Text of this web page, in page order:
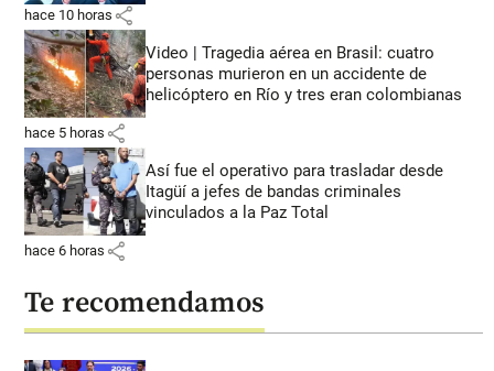
hace 10 horas share
Video | Tragedia aérea en Brasil: cuatro
personas murieron en un accidente de
helicóptero en Río y tres eran colombianas
hace 5 horas share
Así fue el operativo para trasladar desde
Itagüí a jefes de bandas criminales
vinculados a la Paz Total
hace 6 horas share
Te recomendamos